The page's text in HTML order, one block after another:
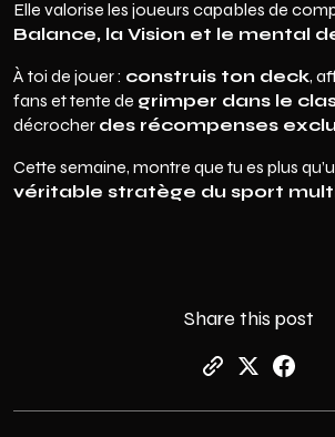
Elle valorise les joueurs capables de
Balance, la Vision et le mental
À toi de jouer : construis ton deck,
fans et tente de grimper dans le
décrocher des récompenses
Cette semaine, montre que tu es plus
véritable stratège du sport
Share this post